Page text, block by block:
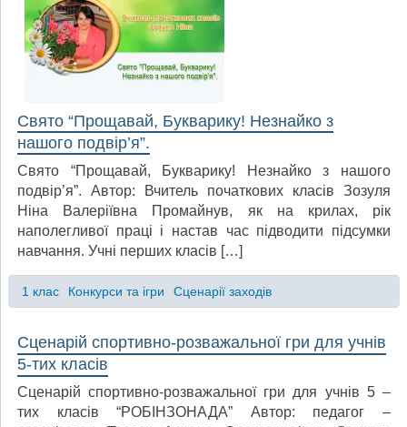
Свято “Прощавай, Букварику! Незнайко з
нашого подвір’я”.
Свято “Прощавай, Букварику! Незнайко з нашого
подвір’я”. Автор: Вчитель початкових класів Зозуля
Ніна Валеріївна Промайнув, як на крилах, рік
наполегливої праці і настав час підводити підсумки
навчання. Учні перших класів […]
1 клас Конкурси та ігри Сценарії заходів
Сценарій спортивно-розважальної гри для учнів
5-тих класів
Сценарій спортивно-розважальної гри для учнів 5 –
тих класів “РОБІНЗОНАДА” Автор: педагог –